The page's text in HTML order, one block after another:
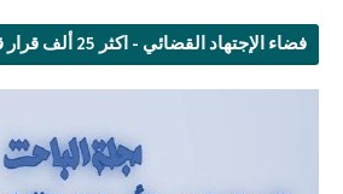
فضاء الإجتهاد القضائي - اكثر 25 ألف قرار قضائي